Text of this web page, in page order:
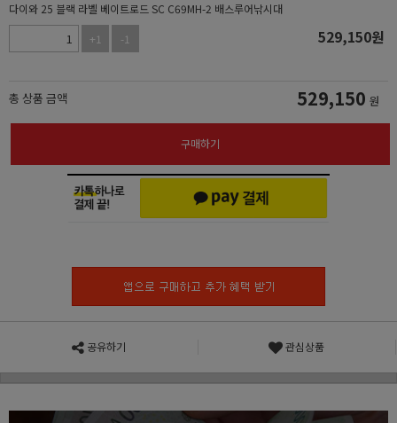
다이와 25 블랙 라벨 베이트로드 SC C69MH-2 배스루어낚시대
+1
-1 529,150원
총 상품 금액 529,150 원
구매하기
공유하기 관심상품